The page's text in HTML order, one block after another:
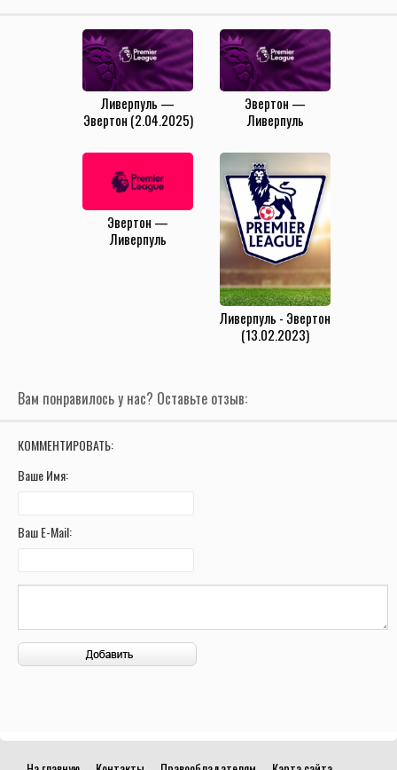
Ливерпуль —
Эвертон (2.04.2025)
Эвертон —
Ливерпуль
Эвертон —
Ливерпуль
Ливерпуль - Эвертон
(13.02.2023)
Вам понравилось у нас? Оставьте отзыв:
КОММЕНТИРОВАТЬ:
Ваше Имя:
Ваш E-Mail: